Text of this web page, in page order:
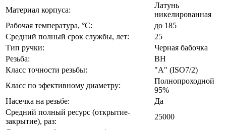
Материал корпуса:
Латунь
никелированная
Рабочая температура, °C:
до 185
Средний полный срок службы, лет:
25
Тип ручки:
Черная бабочка
Резьба:
ВН
Класс точности резьбы:
"А" (ISO7/2)
Класс по эфективному диаметру:
Полнопроходной
95%
Насечка на резьбе:
Да
Средний полный ресурс (открытие-
закрытие), раз:
25000